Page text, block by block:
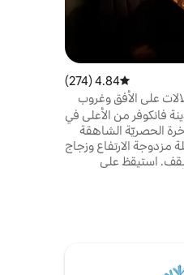
متوسط التقييم 4.84 من 5، 274 مراجعات
4.84 (274)
على الأفق وغروب
فانكوفر من الأعلى في
الحصريّة الشاهقة
مزدوجة الارتفاع وزجاج
ممتد من الأرض إلى السقف. استيقظ على
من السرير، واخرج
قهوة الصباح، واسترخِ